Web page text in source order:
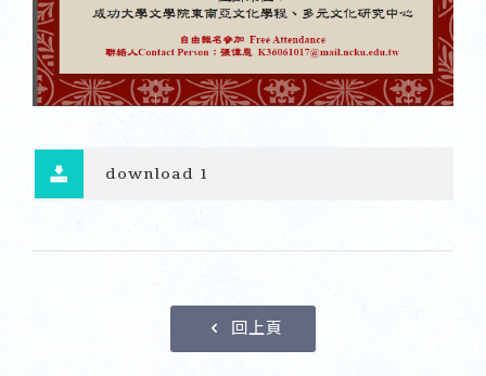
download 1
回上頁